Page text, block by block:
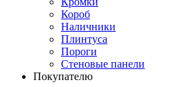
Короб
Наличники
Плинтуса
Пороги
Стеновые панели
Покупателю